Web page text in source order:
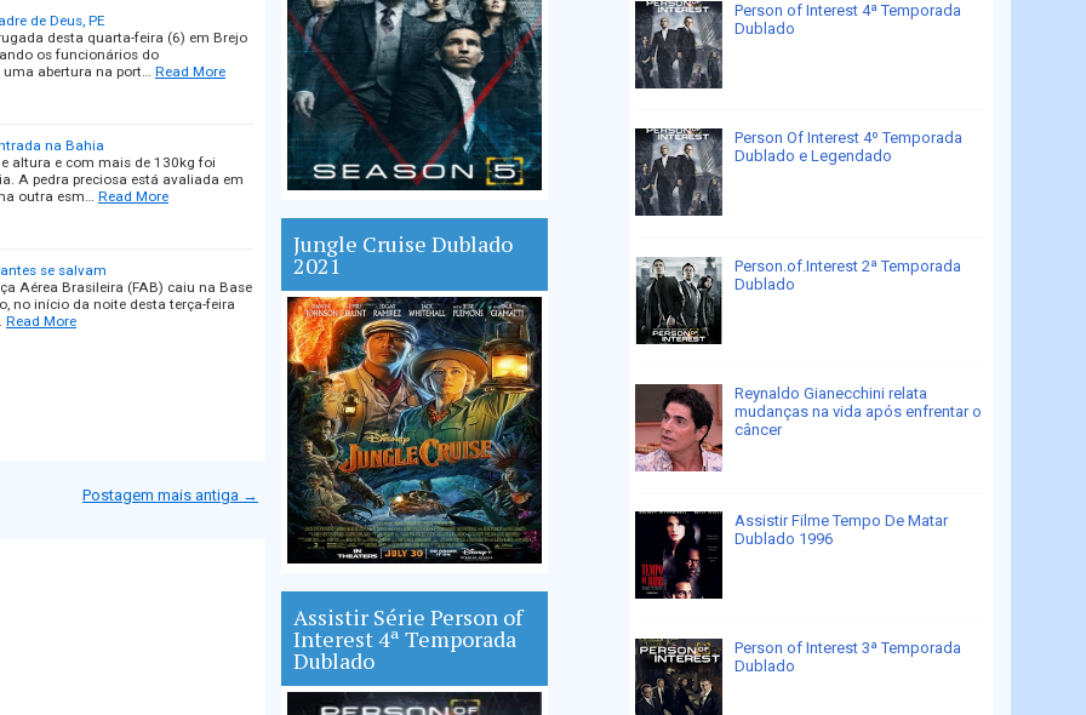
de Deus, PE
desta quarta-feira (6) em Brejo
os funcionários do
uma abertura na port… Read More
na Bahia
altura e com mais de 130kg foi
A pedra preciosa está avaliada em
outra esm… Read More
se salvam
Aérea Brasileira (FAB) caiu na Base
no início da noite desta terça-feira
Read More
Postagem mais antiga →
Jungle Cruise Dublado
2021
Assistir Série Person of
Interest 4ª Temporada
Dublado
Person of Interest 4ª Temporada
Dublado
Person Of Interest 4º Temporada
Dublado e Legendado
Person.of.Interest 2ª Temporada
Dublado
Reynaldo Gianecchini relata
mudanças na vida após enfrentar o
câncer
Assistir Filme Tempo De Matar
Dublado 1996
Person of Interest 3ª Temporada
Dublado